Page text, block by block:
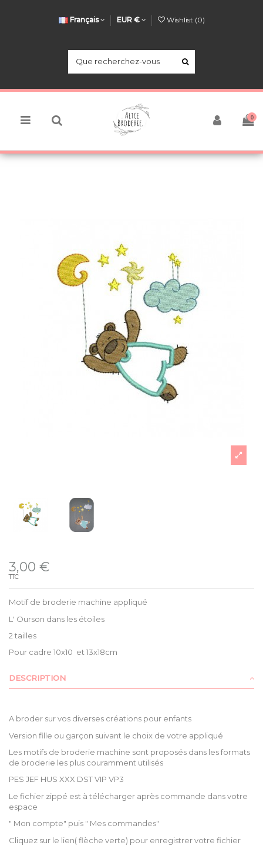
Français EUR € Wishlist (0)
0
3,00 €
TTC
Motif de broderie machine appliqué
L' Ourson dans les étoiles
2 tailles
Pour cadre 10x10 et 13x18cm
DESCRIPTION
A broder sur vos diverses créations pour enfants
Version fille ou garçon suivant le choix de votre appliqué
Les motifs de broderie machine sont proposés dans les formats
de broderie les plus couramment utilisés
PES JEF HUS XXX DST VIP VP3
Le fichier zippé est à télécharger après commande dans votre
espace
" Mon compte" puis " Mes commandes"
Cliquez sur le lien( flèche verte) pour enregistrer votre fichier